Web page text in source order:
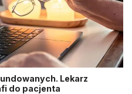
Lekarz
do pacjenta